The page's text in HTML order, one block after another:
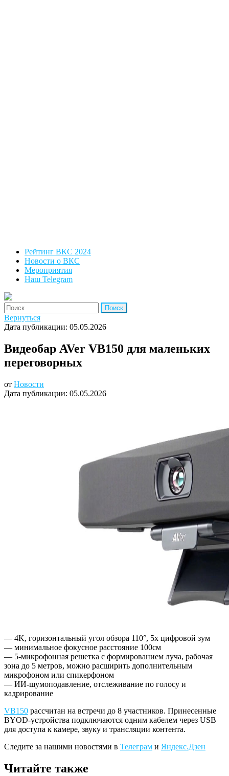
Рейтинг ВКС 2024
Новости о ВКС
Мероприятия
Наш Telegram
'Найти:
Вернуться
Дата публикации: 05.05.2026
Видеобар AVer VB150 для маленьких
переговорных
от Новости
Дата публикации: 05.05.2026
— 4K, горизонтальный угол обзора 110°, 5х цифровой зум
— минимальное фокусное расстояние 100см
— 5-микрофонная решетка с формированием луча, рабочая
зона до 5 метров, можно расширить дополнительным
микрофоном или спикерфоном
— ИИ-шумоподавление, отслеживание по голосу и
кадрирование
VB150 рассчитан на встречи до 8 участников. Принесенные
BYOD-устройства подключаются одним кабелем через USB
для доступа к камере, звуку и трансляции контента.
Следите за нашими новостями в Телеграм и Яндекс.Дзен
Читайте также